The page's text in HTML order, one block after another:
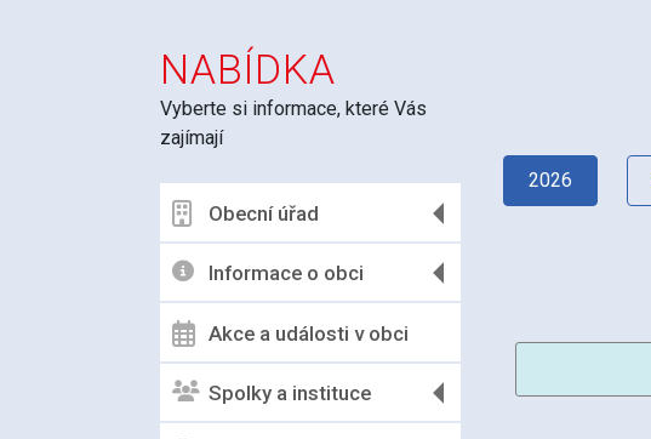
NABÍDKA
Vyberte si informace, které Vás
zajímají
Obecní úřad
Informace o obci
Akce a události v obci
Spolky a instituce
2026